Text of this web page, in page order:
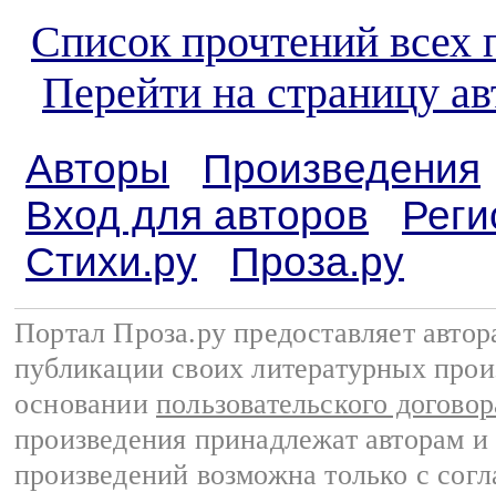
Список прочтений всех
Перейти на страницу
Авторы
Произведения
Вход для авторов
Стихи.ру
Проза.ру
Портал Проза.ру предоставляет
публикации своих литературных
основании пользовательского
произведения принадлежат авторам
произведений возможна только с